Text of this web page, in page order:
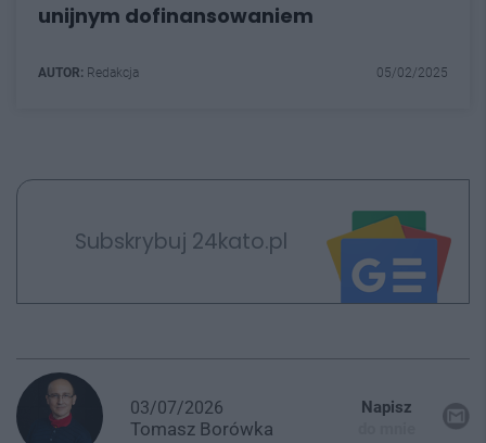
unijnym dofinansowaniem
AUTOR: Redakcja 05/02/2025
Subskrybuj 24kato.pl
03/07/2026
Tomasz Borówka
Napisz